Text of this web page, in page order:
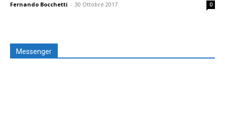
Fernando Bocchetti - 30 Ottobre 2017 0
Messenger